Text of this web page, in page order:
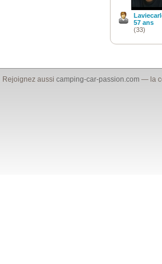
57 ans
(33)
Rejoignez aussicamping-car-passion.com — la